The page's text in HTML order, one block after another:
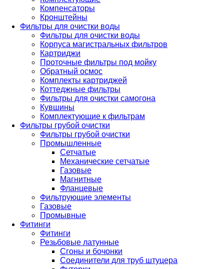
Компенсаторы
Кронштейны
Фильтры для очистки воды
Фильтры для очистки воды
Корпуса магистральных фильтров
Картриджи
Проточные фильтры под мойку
Обратный осмос
Комплекты картриджей
Коттеджные фильтры
Фильтры для очистки самогона
Кувшины
Комплектующие к фильтрам
Фильтры грубой очистки
Фильтры грубой очистки
Промышленные
Сетчатые
Механические сетчатые
Газовые
Магнитные
Фланцевые
Фильтрующие элементы
Газовые
Промывные
Фитинги
Фитинги
Резьбовые латунные
Сгоны и бочонки
Соединители для труб штуцера